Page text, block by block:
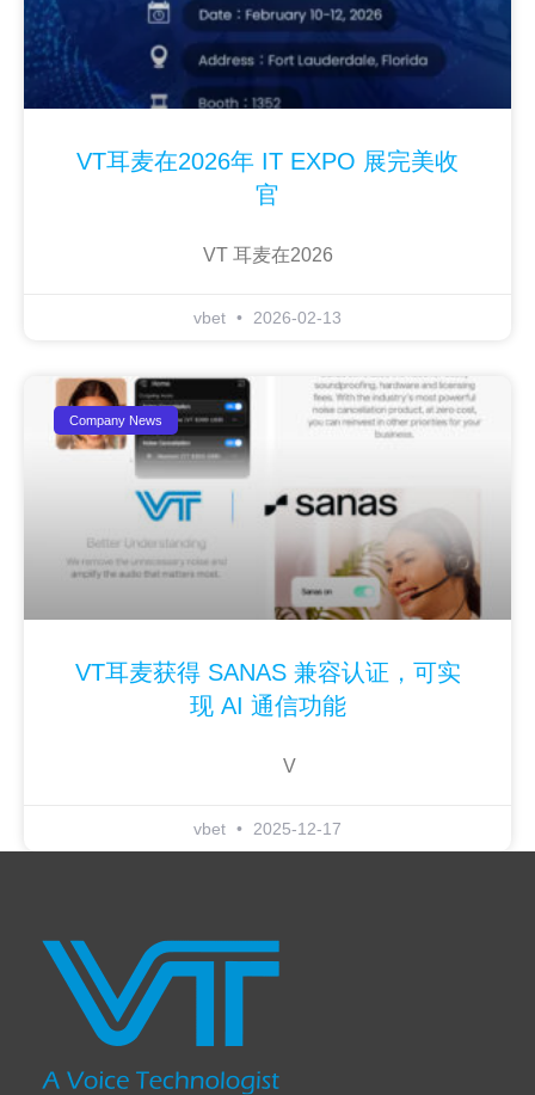
VT耳麦在2026年 IT EXPO 展完美收
官
VT 耳麦在2026
vbet 2026-02-13
Company News
VT耳麦获得 SANAS 兼容认证，可实
现 AI 通信功能
V
vbet 2025-12-17